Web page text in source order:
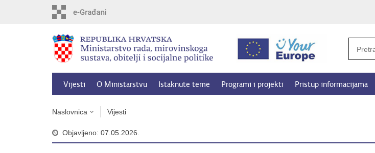
Vijesti O Ministarstvu Istaknute teme Programi i projekti Pristup informacijama
Naslovnica Vijesti
Objavljeno: 07.05.2026.